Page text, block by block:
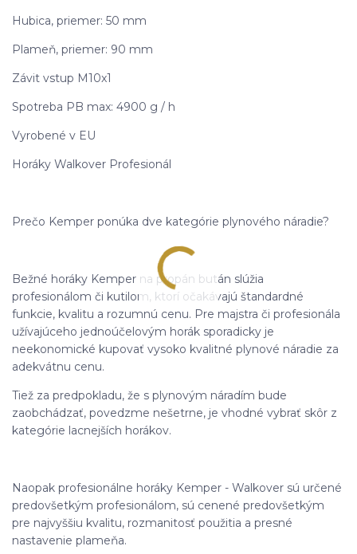
Hubica, priemer: 50 mm
Plameň, priemer: 90 mm
Závit vstup M10x1
Spotreba PB max: 4900 g / h
Vyrobené v EU
Horáky Walkover Profesionál
Prečo Kemper ponúka dve kategórie plynového náradie?
Bežné horáky Kemper na propán bután slúžia
profesionálom či kutilom, ktorí očakávajú štandardné
funkcie, kvalitu a rozumnú cenu. Pre majstra či profesionála
užívajúceho jednoúčelovým horák sporadicky je
neekonomické kupovať vysoko kvalitné plynové náradie za
adekvátnu cenu.
Tiež za predpokladu, že s plynovým náradím bude
zaobchádzať, povedzme nešetrne, je vhodné vybrať skôr z
kategórie lacnejších horákov.
Naopak profesionálne horáky Kemper - Walkover sú určené
predovšetkým profesionálom, sú cenené predovšetkým
pre najvyššiu kvalitu, rozmanitosť použitia a presné
nastavenie plameňa.